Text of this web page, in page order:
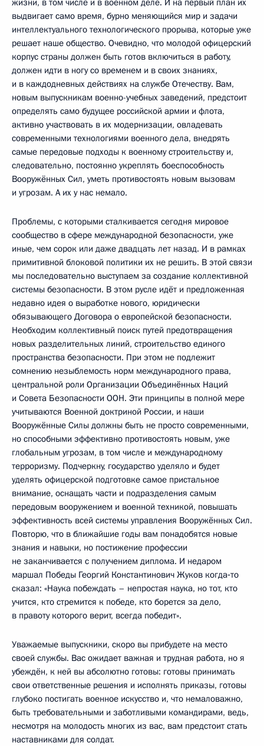
жизни, в том числе и в военном деле. И на первый план их
выдвигает само время, бурно меняющийся мир и задачи
интеллектуального технологического прорыва, которые уже
решает наше общество. Очевидно, что молодой офицерский
корпус страны должен быть готов включиться в работу,
должен идти в ногу со временем и в своих знаниях,
и в каждодневных действиях на службе Отечеству. Вам,
новым выпускникам военно-учебных заведений, предстоит
определять само будущее российской армии и флота,
активно участвовать в их модернизации, овладевать
современными технологиями военного дела, внедрять
самые передовые подходы к военному строительству и,
следовательно, постоянно укреплять боеспособность
Вооружённых Сил, уметь противостоять новым вызовам
и угрозам. А их у нас немало.
Проблемы, с которыми сталкивается сегодня мировое
сообщество в сфере международной безопасности, уже
иные, чем сорок или даже двадцать лет назад. И в рамках
примитивной блоковой политики их не решить. В этой связи
мы последовательно выступаем за создание коллективной
системы безопасности. В этом русле идёт и предложенная
недавно идея о выработке нового, юридически
обязывающего Договора о европейской безопасности.
Необходим коллективный поиск путей предотвращения
новых разделительных линий, строительство единого
пространства безопасности. При этом не подлежит
сомнению незыблемость норм международного права,
центральной роли Организации Объединённых Наций
и Совета Безопасности ООН. Эти принципы в полной мере
учитываются Военной доктриной России, и наши
Вооружённые Силы должны быть не просто современными,
но способными эффективно противостоять новым, уже
глобальным угрозам, в том числе и международному
терроризму. Подчеркну, государство уделяло и будет
уделять офицерской подготовке самое пристальное
внимание, оснащать части и подразделения самым
передовым вооружением и военной техникой, повышать
эффективность всей системы управления Вооружённых Сил.
Повторю, что в ближайшие годы вам понадобятся новые
знания и навыки, но постижение профессии
не заканчивается с получением диплома. И недаром
маршал Победы Георгий Константинович Жуков когда‑то
сказал: «Наука побеждать – непростая наука, но тот, кто
учится, кто стремится к победе, кто борется за дело,
в правоту которого верит, всегда победит».
Уважаемые выпускники, скоро вы прибудете на место
своей службы. Вас ожидает важная и трудная работа, но я
убеждён, к ней вы абсолютно готовы: готовы принимать
свои ответственные решения и исполнять приказы, готовы
глубоко постигать военное искусство и, что немаловажно,
быть требовательными и заботливыми командирами, ведь,
несмотря на молодость многих из вас, вам предстоит стать
наставниками для солдат.